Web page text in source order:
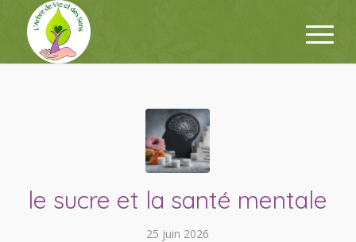
le sucre et la santé mentale
25 juin 2026